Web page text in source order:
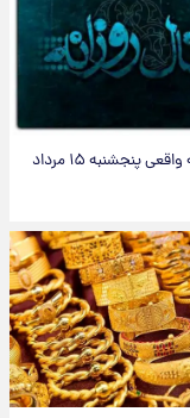
فال روزانه واقعی پنجشنبه ۱۵ مرداد